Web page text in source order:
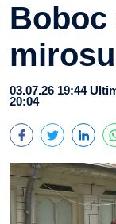
Boboc
03.07.26 19:44
20:04